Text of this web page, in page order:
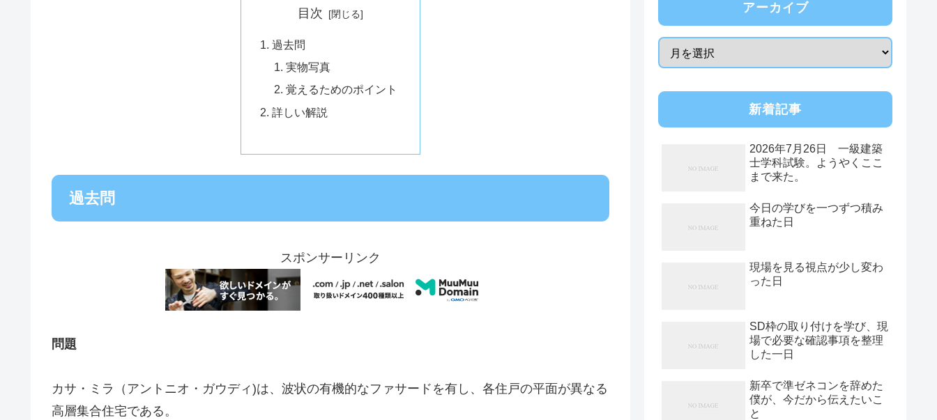
目次
過去問
実物写真
覚えるためのポイント
詳しい解説
過去問
スポンサーリンク
問題
カサ・ミラ（アントニオ・ガウディ)は、波状の有機的なファサードを有し、各住戸の平面が異なる
高層集合住宅である。
アーカイブ
新着記事
2026年7月26日 一級建築
士学科試験。ようやくここ
まで来た。
今日の学びを一つずつ積み
重ねた日
現場を見る視点が少し変わ
った日
SD枠の取り付けを学び、現
場で必要な確認事項を整理
した一日
新卒で準ゼネコンを辞めた
僕が、今だから伝えたいこ
と